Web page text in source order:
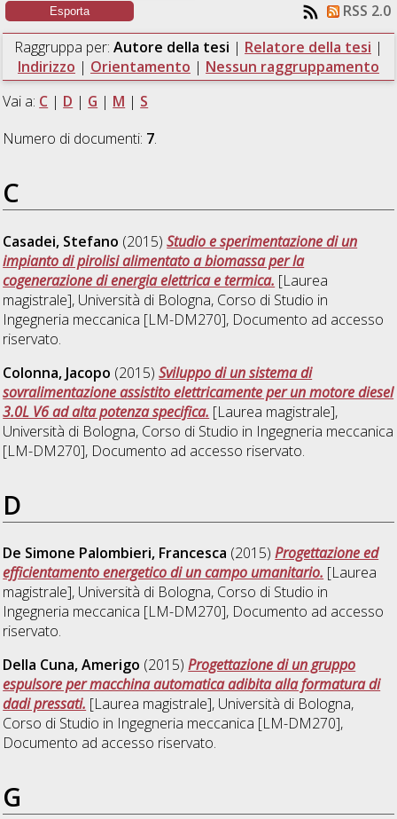
RSS 2.0
Raggruppa per: Autore della tesi | Relatore della tesi |
Indirizzo | Orientamento | Nessun raggruppamento
Vai a: C | D | G | M | S
Numero di documenti: 7.
C
Casadei, Stefano (2015)Studio e sperimentazione di un
impianto di pirolisi alimentato a biomassa per la
cogenerazione di energia elettrica e termica. [Laurea
magistrale], Università di Bologna, Corso di Studio in
Ingegneria meccanica [LM-DM270], Documento ad accesso
riservato.
Colonna, Jacopo (2015)Sviluppo di un sistema di
sovralimentazione assistito elettricamente per un motore diesel
3.0L V6 ad alta potenza specifica. [Laurea magistrale],
Università di Bologna, Corso di Studio in Ingegneria meccanica
[LM-DM270], Documento ad accesso riservato.
D
De Simone Palombieri, Francesca (2015)Progettazione ed
efficientamento energetico di un campo umanitario. [Laurea
magistrale], Università di Bologna, Corso di Studio in
Ingegneria meccanica [LM-DM270], Documento ad accesso
riservato.
Della Cuna, Amerigo (2015)Progettazione di un gruppo
espulsore per macchina automatica adibita alla formatura di
dadi pressati. [Laurea magistrale], Università di Bologna,
Corso di Studio in Ingegneria meccanica [LM-DM270],
Documento ad accesso riservato.
G